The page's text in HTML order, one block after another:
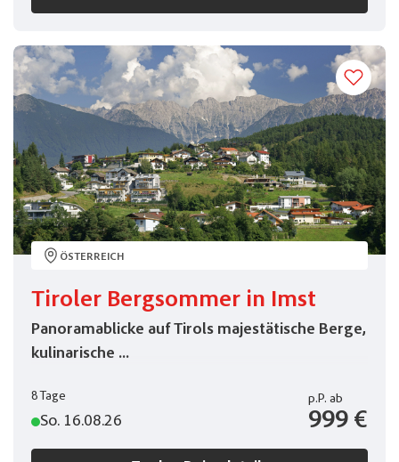
Keine Reisen auf der Merkliste
ÖSTERREICH
Tiroler Bergsommer in Imst
Panoramablicke auf Tirols majestätische Berge,
kulinarische ...
8 Tage
So. 16.08.26
p.P. ab
999 €